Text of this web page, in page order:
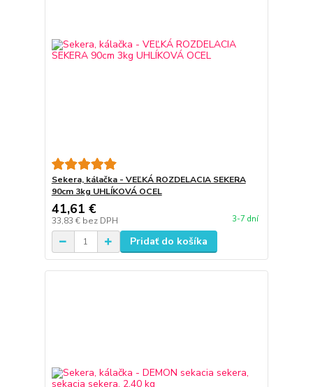
Sekera, kálačka - VEĽKÁ ROZDELACIA SEKERA
90cm 3kg UHLÍKOVÁ OCEL
41,61 €
33,83 € bez DPH 3-7 dní
Pridať do košíka